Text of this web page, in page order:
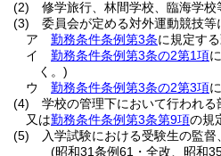
(2)
修学旅行、林間学校、臨海学校
(3)
委員会が定める対外運動競技
ア
勤務条件条例第3条に規定す
イ
勤務条件条例第3条の2第1項
く。)
ウ
勤務条件条例第3条の2第3項
(4)
学校の管理下において行われる
又は勤務条件条例第3条第9項の規
(5)
入学試験における受験生の監
(昭和31条例61・全改、昭和